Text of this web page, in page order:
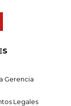
Gerencia
Legales